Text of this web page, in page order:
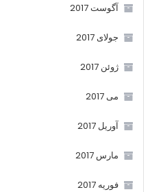
آگوست 2017
جولای 2017
ژوئن 2017
می 2017
آوریل 2017
مارس 2017
فوریه 2017